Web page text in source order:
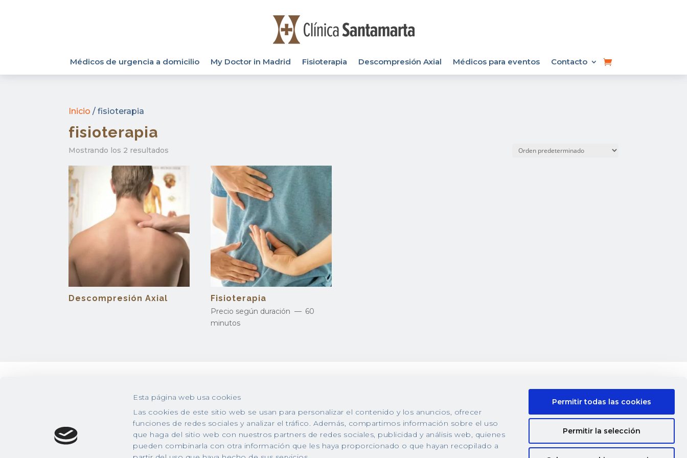
Esta página web usa cookies
Las cookies de este sitio web se usan para personalizar el contenido y los anuncios, ofrecer
funciones de redes sociales y analizar el tráfico. Además, compartimos información sobre el uso
que haga del sitio web con nuestros partners de redes sociales, publicidad y análisis web, quienes
pueden combinarla con otra información que les haya proporcionado o que hayan recopilado a
Permitir todas las cookies
Permitir la selección
Médicos de urgencia a domicilio My Doctor in Madrid Fisioterapia Descompresión Axial Médicos para eventos Contacto
Inicio / fisioterapia
fisioterapia
Mostrando los 2 resultados
Descompresión Axial Fisioterapia
Precio según duración
60
minutos
privacidad|Cookies|Aviso legal